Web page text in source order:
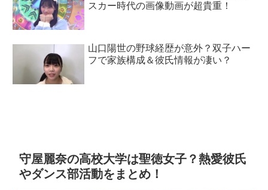
スカー時代の画像動画が超貴重！
山口陽世の野球経歴が意外？双子ハー
フで家族構成＆彼氏情報が凄い？
守屋麗奈の高校大学は聖徳女子？熱愛彼氏
やダンス部活動をまとめ！